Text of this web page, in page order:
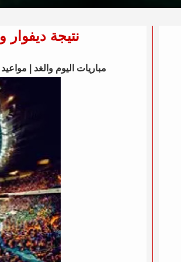
نتيجة ديفوار وإكوادور في
مباريات اليوم والغد | مواعيد